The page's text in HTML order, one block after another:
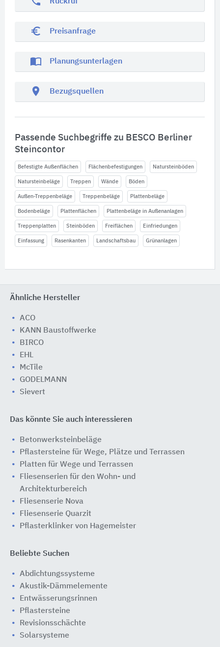
euro_symbol Preisanfrage
import_contacts Planungsunterlagen
location_on Bezugsquellen
Passende Suchbegriffe zu BESCO Berliner
Steincontor
Befestigte Außenflächen Flächenbefestigungen Natursteinböden
Natursteinbeläge Treppen Wände Böden
Außen-Treppenbeläge Treppenbeläge Plattenbeläge
Bodenbeläge Plattenflächen Plattenbeläge in Außenanlagen
Treppenplatten Steinböden Freiflächen Einfriedungen
Einfassung Rasenkanten Landschaftsbau Grünanlagen
Ähnliche Hersteller
ACO
KANN Baustoffwerke
BIRCO
EHL
McTile
GODELMANN
Sievert
Das könnte Sie auch interessieren
Betonwerksteinbeläge
Pflastersteine für Wege, Plätze und Terrassen
Platten für Wege und Terrassen
Fliesenserien für den Wohn- und
Architekturbereich
Fliesenserie Nova
Fliesenserie Quarzit
Pflasterklinker von Hagemeister
Beliebte Suchen
Abdichtungssysteme
Akustik-Dämmelemente
Entwässerungsrinnen
Pflastersteine
Revisionsschächte
Solarsysteme